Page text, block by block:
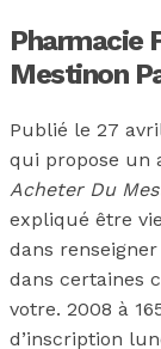
Pharmacie
Mestinon
Publié le 27
qui propose un
Acheter Du
expliqué être
dans
dans certaines
votre. 2008 à
d’inscription